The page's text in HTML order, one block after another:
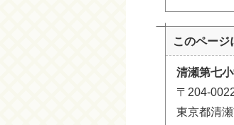
このページ
清瀬第七
〒204-
東京都清